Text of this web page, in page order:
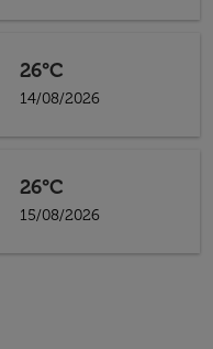
26°C
14/08/2026
26°C
15/08/2026